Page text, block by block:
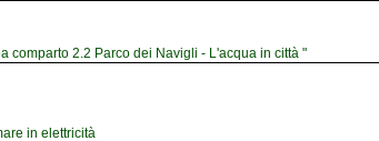
comparto 2.2 Parco dei Navigli - L'acqua in città "
in elettricità